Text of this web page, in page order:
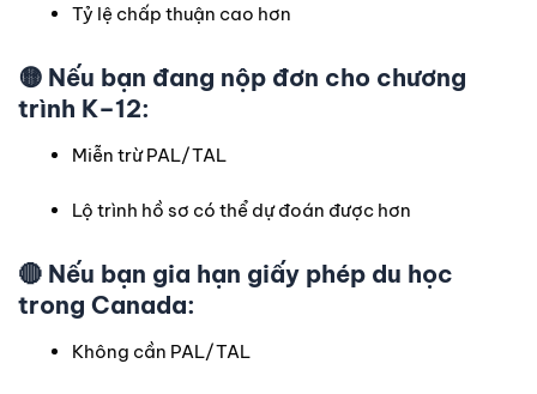
Tỷ lệ chấp thuận cao hơn
🟡 Nếu bạn đang nộp đơn cho chương
trình K–12:
Miễn trừ PAL/TAL
Lộ trình hồ sơ có thể dự đoán được hơn
🔴 Nếu bạn gia hạn giấy phép du học
trong Canada:
Không cần PAL/TAL